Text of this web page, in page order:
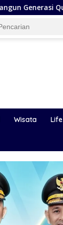
Bupati Andi
Wisata